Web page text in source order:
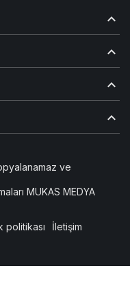
ve
MUKAS MEDYA
politikası İletişim